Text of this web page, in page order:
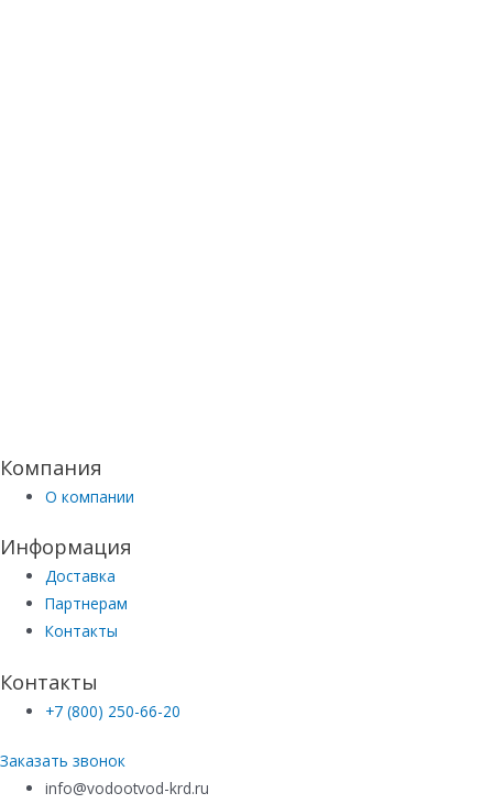
Компания
О компании
Информация
Доставка
Партнерам
Контакты
Контакты
+7 (800) 250-66-20
Заказать звонок
info@vodootvod-krd.ru